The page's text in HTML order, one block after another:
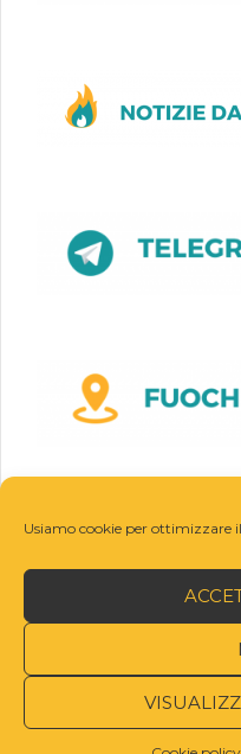
Usiamo cookie per ottimizzare